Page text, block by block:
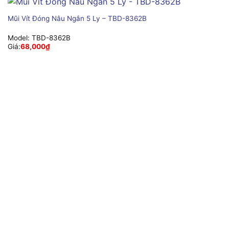
Mũi Vít Đóng Nâu Ngắn 5 Ly – TBD-8362B
Model: TBD-8362B
Giá:68,000₫